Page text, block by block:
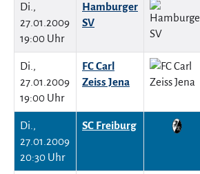
Di.,
27.01.2009
19:00 Uhr
Hamburger
SV
Di.,
27.01.2009
19:00 Uhr
FC Carl
Zeiss Jena
Di.,
27.01.2009
20:30 Uhr
SC Freiburg